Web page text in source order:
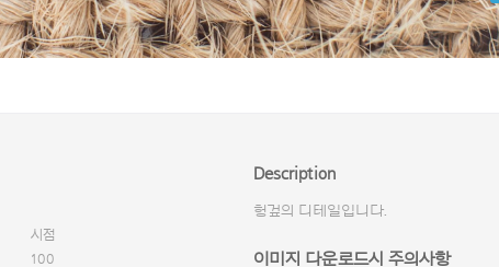
시점
100
Description
헝겊의 디테일입니다.
이미지 다운로드시 주의사항